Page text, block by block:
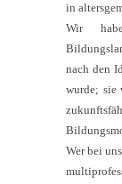
in
Wir
nach den
wurde; sie
Wer bei